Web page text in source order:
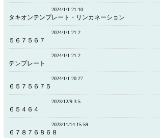
2024/1/1 21:10
タキオンテンプレート・リンカネーション
2024/1/1 21:2
５６７５６７
2024/1/1 21:2
テンプレート
2024/1/1 20:27
６５７５６７５
2023/12/9 3:5
６５４６４
2023/11/14 15:59
６７８７６８６８